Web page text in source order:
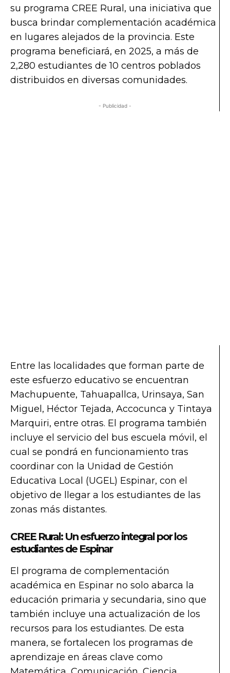
su programa CREE Rural, una iniciativa que
busca brindar complementación académica
en lugares alejados de la provincia. Este
programa beneficiará, en 2025, a más de
2,280 estudiantes de 10 centros poblados
distribuidos en diversas comunidades.
- Publicidad -
Entre las localidades que forman parte de
este esfuerzo educativo se encuentran
Machupuente, Tahuapallca, Urinsaya, San
Miguel, Héctor Tejada, Accocunca y Tintaya
Marquiri, entre otras. El programa también
incluye el servicio del bus escuela móvil, el
cual se pondrá en funcionamiento tras
coordinar con la Unidad de Gestión
Educativa Local (UGEL) Espinar, con el
objetivo de llegar a los estudiantes de las
zonas más distantes.
CREE Rural: Un esfuerzo integral por los
estudiantes de Espinar
El programa de complementación
académica en Espinar no solo abarca la
educación primaria y secundaria, sino que
también incluye una actualización de los
recursos para los estudiantes. De esta
manera, se fortalecen los programas de
aprendizaje en áreas clave como